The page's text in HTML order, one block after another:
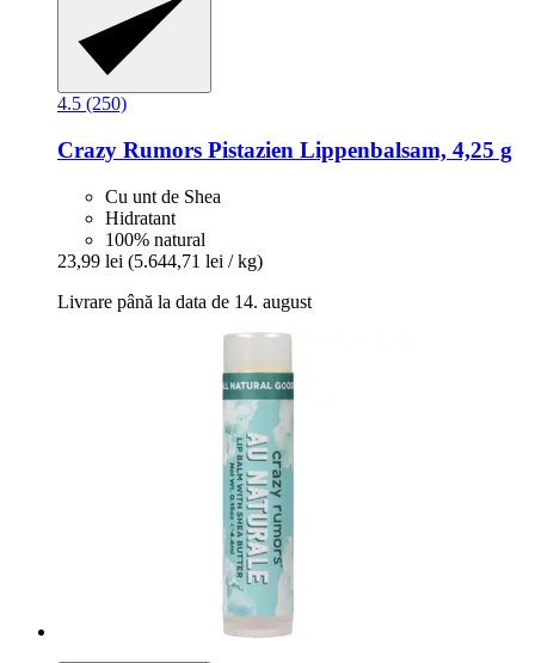
4.5 (250)
Crazy Rumors Pistazien Lippenbalsam, 4,25 g
Cu unt de Shea
Hidratant
100% natural
23,99 lei (5.644,71 lei / kg)
Livrare până la data de 14. august